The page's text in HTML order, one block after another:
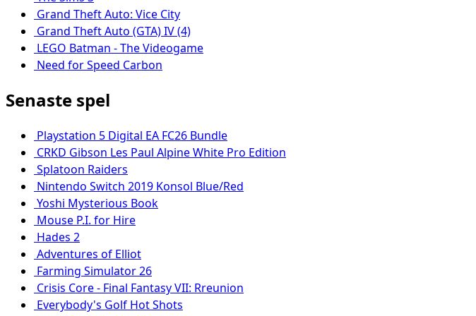
Grand Theft Auto: Vice City
Grand Theft Auto (GTA) IV (4)
LEGO Batman - The Videogame
Need for Speed Carbon
Senaste spel
Playstation 5 Digital EA FC26 Bundle
CRKD Gibson Les Paul Alpine White Pro Edition
Splatoon Raiders
Nintendo Switch 2019 Konsol Blue/Red
Yoshi Mysterious Book
Mouse P.I. for Hire
Hades 2
Adventures of Elliot
Farming Simulator 26
Crisis Core - Final Fantasy VII: Rreunion
Everybody's Golf Hot Shots